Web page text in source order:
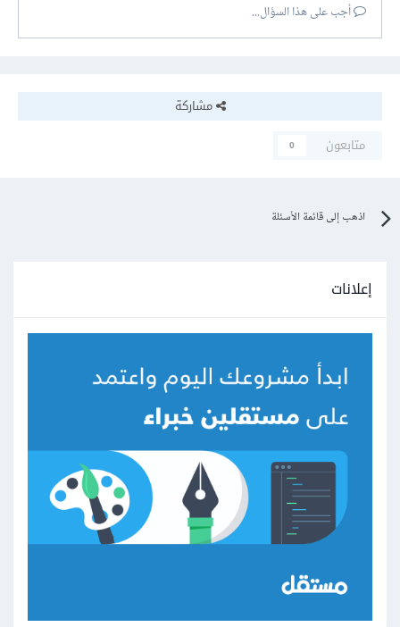
أجب على هذا السؤال...
مشاركة
متابعون
0
اذهب إلى قائمة الأسئلة
إعلانات